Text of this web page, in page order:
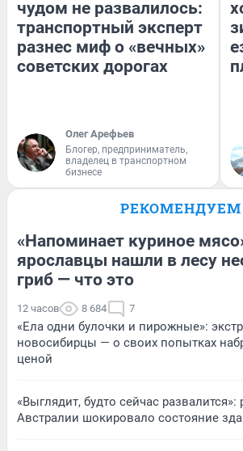
чудом не развалилось:
транспортный эксперт
разнес миф о «вечных»
советских дорогах
Олег Арефьев
Блогер, предприниматель,
владелец в транспортном
бизнесе
РЕКОМЕНДУЕМ
«Напоминает куриное
ярославцы нашли в лесу
гриб — что это
12 часов 8 684 7
«Ела одни булочки и пирожные»:
новосибирцы — о своих попытках
ценой
«Выглядит, будто сейчас развалится»:
Австралии шокировало состояние